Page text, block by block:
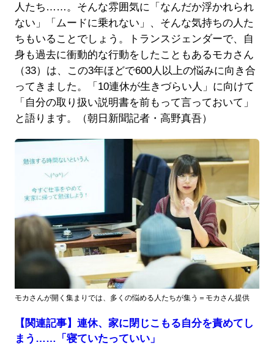
人たち……。そんな雰囲気に「なんだか浮かれられ
ない」「ムードに乗れない」、そんな気持ちの人た
ちもいることでしょう。トランスジェンダーで、自
身も過去に衝動的な行動をしたこともあるモカさん
（33）は、この3年ほどで600人以上の悩みに向き合
ってきました。「10連休が生きづらい人」に向けて
「自分の取り扱い説明書を前もって言っておいて」
と語ります。（朝日新聞記者・高野真吾）
モカさんが開く集まりでは、多くの悩める人たちが集う＝モカさん提供
【関連記事】連休、家に閉じこもる自分を責めてし
まう……「寝ていたっていい」